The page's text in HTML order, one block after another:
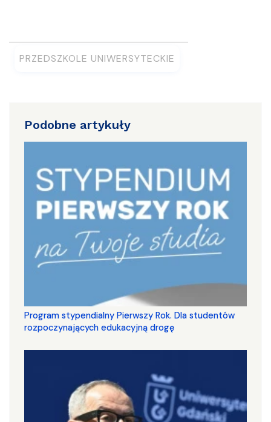
PRZEDSZKOLE UNIWERSYTECKIE
Podobne artykuły
Program stypendialny Pierwszy Rok. Dla studentów
rozpoczynających edukacyjną drogę